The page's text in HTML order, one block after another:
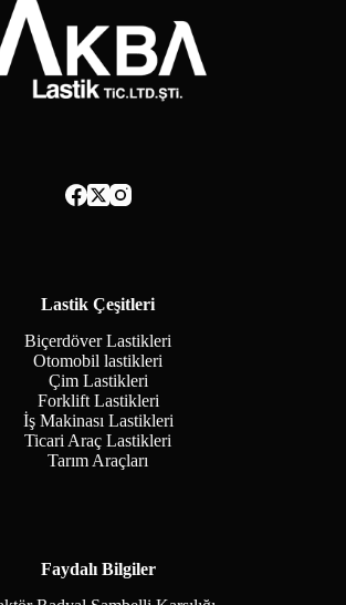
Lastik Çeşitleri
Biçerdöver Lastikleri
Otomobil lastikleri
Çim Lastikleri
Forklift Lastikleri
İş Makinası Lastikleri
Ticari Araç Lastikleri
Tarım Araçları
Faydalı Bilgiler